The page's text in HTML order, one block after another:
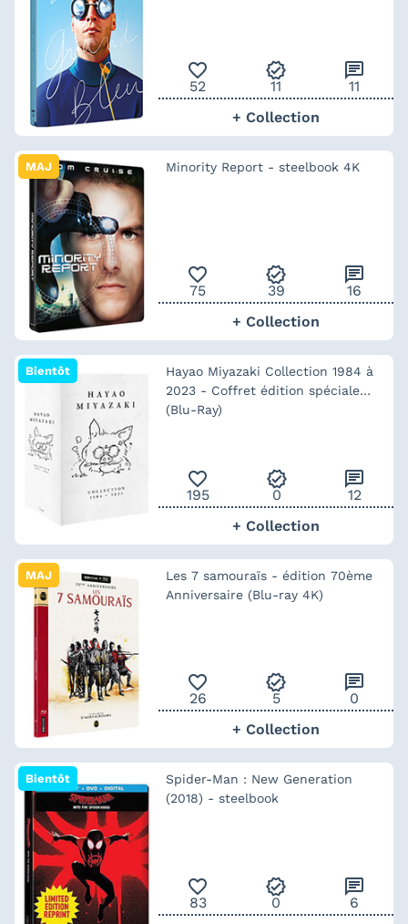
favorite_outline
52
verified
11
chat
11
+ Collection
MAJ Minority Report - steelbook 4K
favorite_outline
75
verified
39
chat
16
+ Collection
Bientôt
Hayao Miyazaki Collection 1984 à
2023 - Coffret édition spéciale
(Blu-Ray)
favorite_outline
195
verified
0
chat
12
+ Collection
MAJ
Les 7 samouraïs - édition 70ème
Anniversaire (Blu-ray 4K)
favorite_outline
26
verified
5
chat
0
+ Collection
Bientôt
Spider-Man : New Generation
(2018) - steelbook
favorite_outline
83
verified
0
chat
6